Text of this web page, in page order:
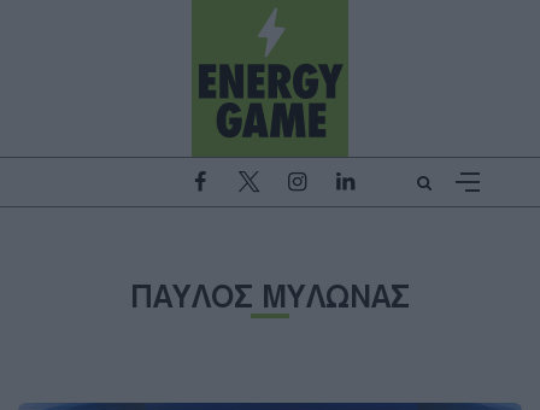
ΠΑΥΛΟΣ ΜΥΛΩΝΑΣ